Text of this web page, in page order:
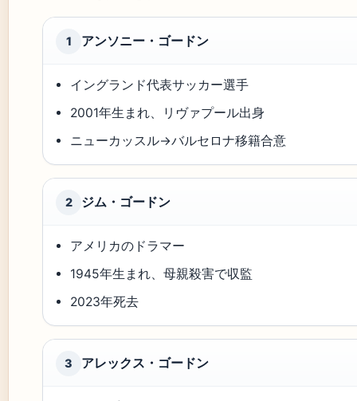
1 アンソニー・ゴードン
イングランド代表サッカー選手
2001年生まれ、リヴァプール出身
ニューカッスル→バルセロナ移籍合意
2 ジム・ゴードン
アメリカのドラマー
1945年生まれ、母親殺害で収監
2023年死去
3 アレックス・ゴードン